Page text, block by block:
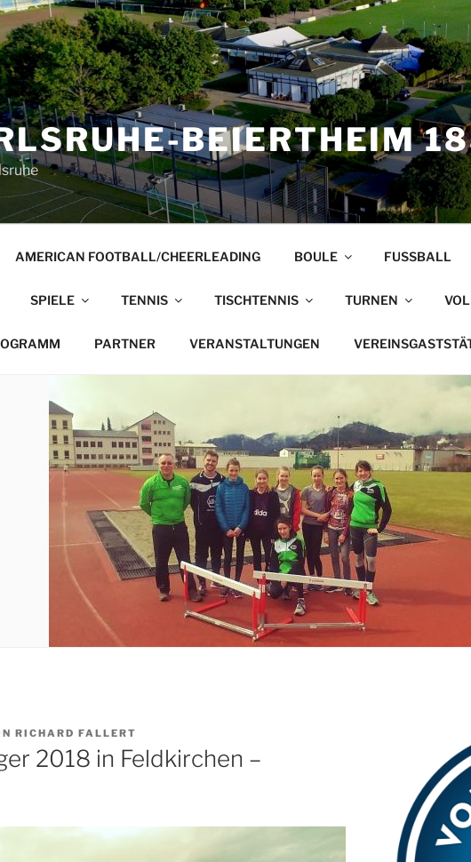
BEIERTHEIM
AMERICAN FOOTBALL/CHEERLEADING BOULE FUSSBALL
SPIELE TENNIS TISCHTENNIS TURNEN
PARTNER VERANSTALTUNGEN
RICHARD FALLERT
2018 in Feldkirchen –